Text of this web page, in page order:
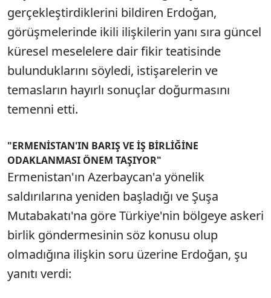
gerçekleştirdiklerini bildiren Erdoğan,
görüşmelerinde ikili ilişkilerin yanı sıra güncel
küresel meselelere dair fikir teatisinde
bulunduklarını söyledi, istişarelerin ve
temasların hayırlı sonuçlar doğurmasını
temenni etti.
"ERMENİSTAN'IN BARIŞ VE İŞ BİRLİĞİNE
ODAKLANMASI ÖNEM TAŞIYOR"
Ermenistan'ın Azerbaycan'a yönelik
saldırılarına yeniden başladığı ve Şuşa
Mutabakatı'na göre Türkiye'nin bölgeye askeri
birlik göndermesinin söz konusu olup
olmadığına ilişkin soru üzerine Erdoğan, şu
yanıtı verdi: